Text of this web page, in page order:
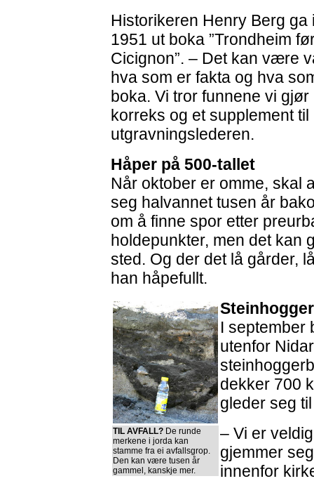
Historikeren Henry Berg ga
1951 ut boka ”Trondheim
Cicignon”. – Det kan være
hva som er fakta og hva
boka. Vi tror funnene vi
korreks og et supplement
utgravningslederen.
Håper på 500-tallet
Når oktober er omme, skal
seg halvannet tusen år
om å finne spor etter
holdepunkter, men det kan
sted. Og der det lå gårder,
han håpefullt.
TIL AVFALL? De runde
merkene i jorda kan
stamme fra ei avfallsgrop.
Den kan være tusen år
gammel, kanskje mer.
I september
utenfor
dekker 700
gleder seg
– Vi er
gjemmer
innenfor